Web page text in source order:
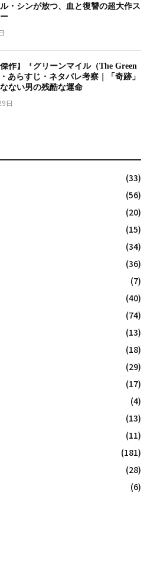
ル・シンが放つ、血と復讐の超大作ス
傑作】『グリーンマイル（The Green
あらすじ・ネタバレ考察｜「奇跡」
ない男の残酷な運命
日
(33)
(56)
(20)
(15)
(34)
(36)
(7)
(40)
(74)
(13)
(18)
(29)
(17)
(4)
(13)
(11)
(181)
(28)
(6)